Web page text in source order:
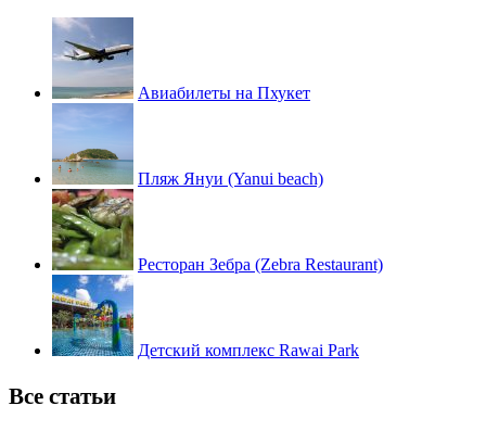
Авиабилеты на Пхукет
Пляж Януи (Yanui beach)
Ресторан Зебра (Zebra Restaurant)
Детский комплекс Rawai Park
Все статьи